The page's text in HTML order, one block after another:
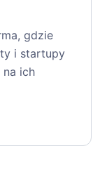
gdzie
i startupy
ich